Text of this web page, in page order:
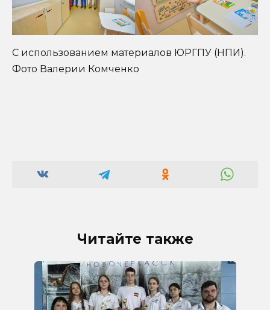
С использованием материалов ЮРГПУ (НПИ).
Фото Валерии Комченко
Читайте также